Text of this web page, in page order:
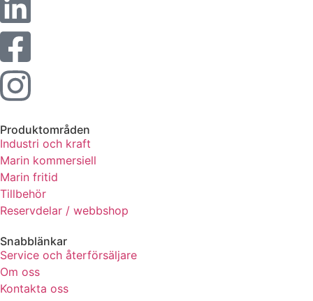
Produktområden
Industri och kraft
Marin kommersiell
Marin fritid
Tillbehör
Reservdelar / webbshop
Snabblänkar
Service och återförsäljare
Om oss
Kontakta oss